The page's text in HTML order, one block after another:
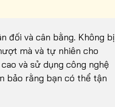
đối và cân bằng. Không bị
mà và tự nhiên cho
và sử dụng công nghệ
bảo rằng bạn có thể tận